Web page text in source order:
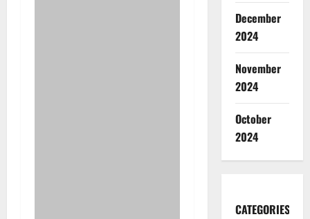
December
2024
November
2024
October
2024
CATEGORIES